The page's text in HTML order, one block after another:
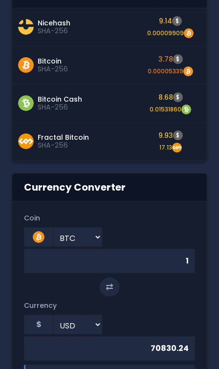
Nicehash
SHA-256
9.14 $
0.00009909
Bitcoin
SHA-256
3.78 $
0.00005339
Bitcoin Cash
SHA-256
8.68 $
0.01531860
Fractal Bitcoin
SHA-256
9.93 $
17.13
Currency Converter
Coin
⇄
Currency
$